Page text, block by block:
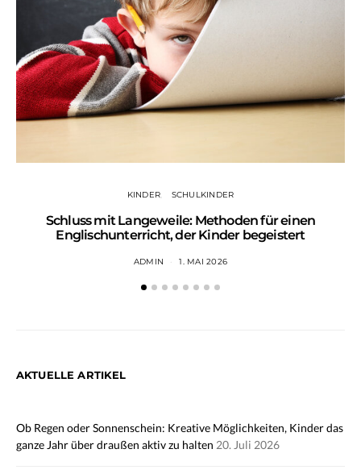
KINDER SCHULKINDER
Schluss mit Langeweile: Methoden für einen
Englischunterricht, der Kinder begeistert
ADMIN 1. MAI 2026
AKTUELLE ARTIKEL
Ob Regen oder Sonnenschein: Kreative Möglichkeiten, Kinder das
ganze Jahr über draußen aktiv zu halten 20. Juli 2026